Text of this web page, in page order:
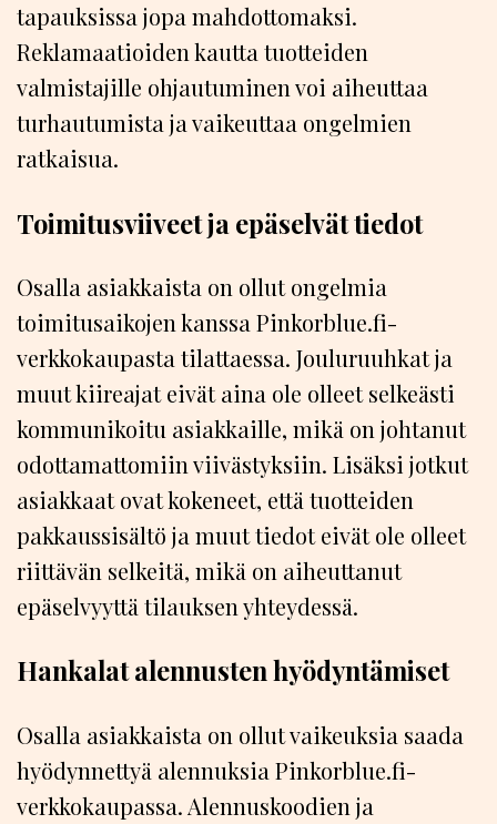
tapauksissa jopa mahdottomaksi.
Reklamaatioiden kautta tuotteiden
valmistajille ohjautuminen voi aiheuttaa
turhautumista ja vaikeuttaa ongelmien
ratkaisua.
Toimitusviiveet ja epäselvät tiedot
Osalla asiakkaista on ollut ongelmia
toimitusaikojen kanssa Pinkorblue.fi-
verkkokaupasta tilattaessa. Jouluruuhkat ja
muut kiireajat eivät aina ole olleet selkeästi
kommunikoitu asiakkaille, mikä on johtanut
odottamattomiin viivästyksiin. Lisäksi jotkut
asiakkaat ovat kokeneet, että tuotteiden
pakkaussisältö ja muut tiedot eivät ole olleet
riittävän selkeitä, mikä on aiheuttanut
epäselvyyttä tilauksen yhteydessä.
Hankalat alennusten hyödyntämiset
Osalla asiakkaista on ollut vaikeuksia saada
hyödynnettyä alennuksia Pinkorblue.fi-
verkkokaupassa. Alennuskoodien ja